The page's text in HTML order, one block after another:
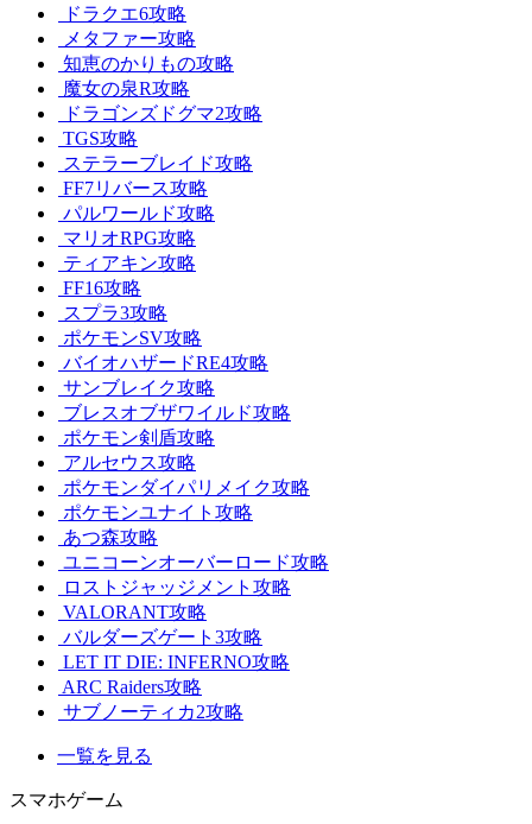
ドラクエ6攻略
メタファー攻略
知恵のかりもの攻略
魔女の泉R攻略
ドラゴンズドグマ2攻略
TGS攻略
ステラーブレイド攻略
FF7リバース攻略
パルワールド攻略
マリオRPG攻略
ティアキン攻略
FF16攻略
スプラ3攻略
ポケモンSV攻略
バイオハザードRE4攻略
サンブレイク攻略
ブレスオブザワイルド攻略
ポケモン剣盾攻略
アルセウス攻略
ポケモンダイパリメイク攻略
ポケモンユナイト攻略
あつ森攻略
ユニコーンオーバーロード攻略
ロストジャッジメント攻略
VALORANT攻略
バルダーズゲート3攻略
LET IT DIE: INFERNO攻略
ARC Raiders攻略
サブノーティカ2攻略
一覧を見る
スマホゲーム